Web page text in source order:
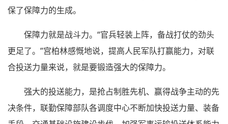
保了保障力的生成。
保障力就是战斗力。“官兵轻装上阵，备战打仗的劲头
更足了。”宫柏林感慨地说，提高人民军队打赢能力，对联
合投送力量来说，就是要锻造强大的保障力。
强大的投送能力，是抢占制胜先机、赢得战争主动的先
决条件，联勤保障部队各调度中心不断加快投送力量、装备